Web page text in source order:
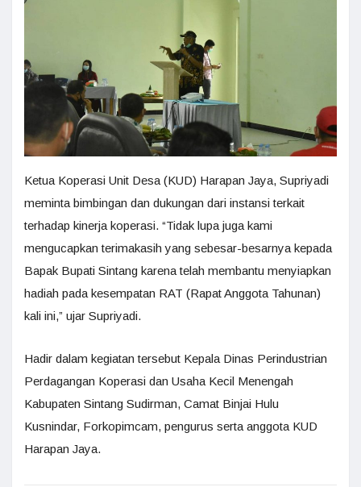
Ketua Koperasi Unit Desa (KUD) Harapan Jaya, Supriyadi
meminta bimbingan dan dukungan dari instansi terkait
terhadap kinerja koperasi. “Tidak lupa juga kami
mengucapkan terimakasih yang sebesar-besarnya kepada
Bapak Bupati Sintang karena telah membantu menyiapkan
hadiah pada kesempatan RAT (Rapat Anggota Tahunan)
kali ini,” ujar Supriyadi.
Hadir dalam kegiatan tersebut Kepala Dinas Perindustrian
Perdagangan Koperasi dan Usaha Kecil Menengah
Kabupaten Sintang Sudirman, Camat Binjai Hulu
Kusnindar, Forkopimcam, pengurus serta anggota KUD
Harapan Jaya.